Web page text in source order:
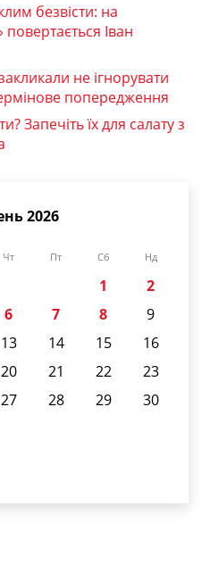
безвісти: на
Іван
не ігнорувати
попередження
Запечіть їх для салату з
2026
Чт Пт Сб Нд
1
2
6 7 8
9
13 14 15
16
20 21 22
23
27 28 29
30